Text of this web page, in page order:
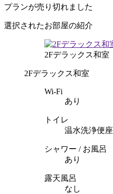
プランが売り切れました
選択されたお部屋の紹介
2Fデラックス和室
2Fデラックス和室
Wi-Fi
あり
トイレ
温水洗浄便座
シャワー / お風呂
あり
露天風呂
なし